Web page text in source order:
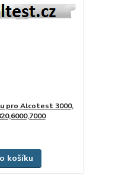
pro Alcotest 3000,
košíku